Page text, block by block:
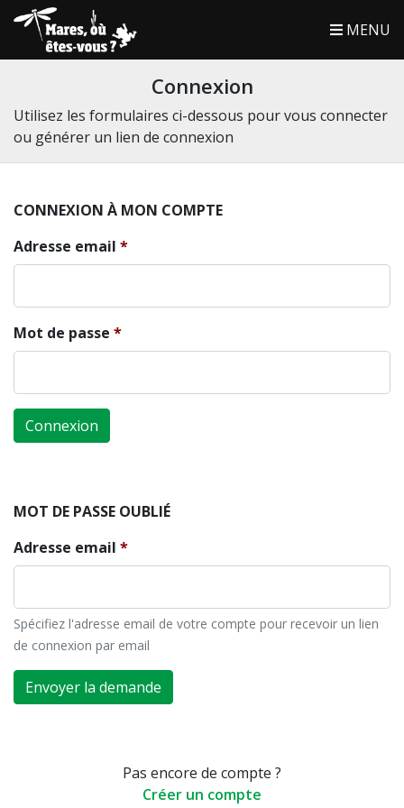
MENU
Connexion
Utilisez les formulaires ci-dessous pour vous connecter
ou générer un lien de connexion
CONNEXION À MON COMPTE
Adresse email
Mot de passe
Connexion
MOT DE PASSE OUBLIÉ
Adresse email
Spécifiez l'adresse email de votre compte pour recevoir un lien
de connexion par email
Envoyer la demande
Pas encore de compte ?
Créer un compte